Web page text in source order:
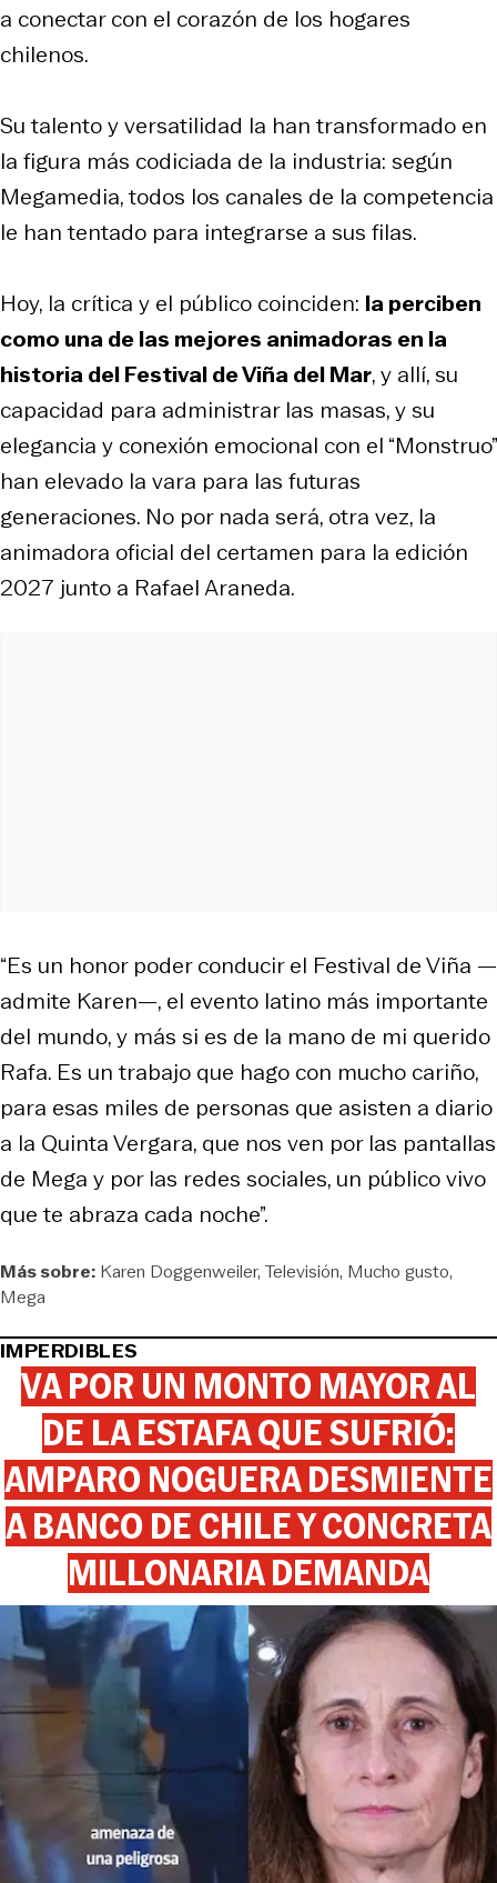
a conectar con el corazón de los hogares
chilenos.
Su talento y versatilidad la han transformado en
la figura más codiciada de la industria: según
Megamedia, todos los canales de la competencia
le han tentado para integrarse a sus filas.
Hoy, la crítica y el público coinciden: la perciben
como una de las mejores animadoras en la
historia del Festival de Viña del Mar, y allí, su
capacidad para administrar las masas, y su
elegancia y conexión emocional con el “Monstruo”
han elevado la vara para las futuras
generaciones. No por nada será, otra vez, la
animadora oficial del certamen para la edición
2027 junto a Rafael Araneda.
“Es un honor poder conducir el Festival de Viña —
admite Karen—, el evento latino más importante
del mundo, y más si es de la mano de mi querido
Rafa. Es un trabajo que hago con mucho cariño,
para esas miles de personas que asisten a diario
a la Quinta Vergara, que nos ven por las pantallas
de Mega y por las redes sociales, un público vivo
que te abraza cada noche”.
Más sobre: Karen Doggenweiler Televisión Mucho gusto
Mega
IMPERDIBLES
VA POR UN MONTO MAYOR AL
DE LA ESTAFA QUE SUFRIÓ:
AMPARO NOGUERA DESMIENTE
A BANCO DE CHILE Y CONCRETA
MILLONARIA DEMANDA